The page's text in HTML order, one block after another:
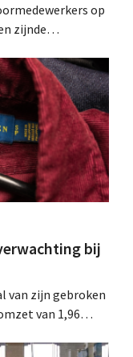
op
zijnde
Nederland, België
gingen.
bij
van zijn gebroken
van 1,96
verwachte start